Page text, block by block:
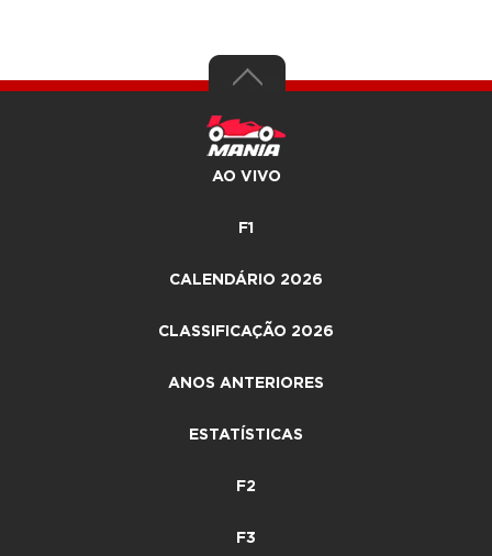
AO VIVO
F1
CALENDÁRIO 2026
CLASSIFICAÇÃO 2026
ANOS ANTERIORES
ESTATÍSTICAS
F2
F3